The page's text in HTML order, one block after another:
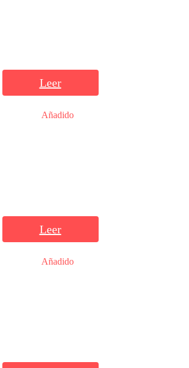
Leer
Añadido
Leer
Añadido